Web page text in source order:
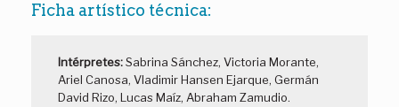
Ficha artístico técnica:
Intérpretes:Sabrina Sánchez, Victoria Morante,
Ariel Canosa, Vladimir Hansen Ejarque, Germán
David Rizo, Lucas Maíz, Abraham Zamudio.